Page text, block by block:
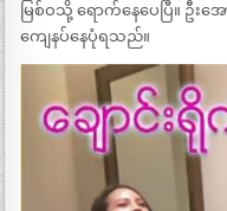
မြစ်ဝသို့ ရောက်နေပေပြီ။ ဦ
ကျေနပ်နေပုံရသည်။